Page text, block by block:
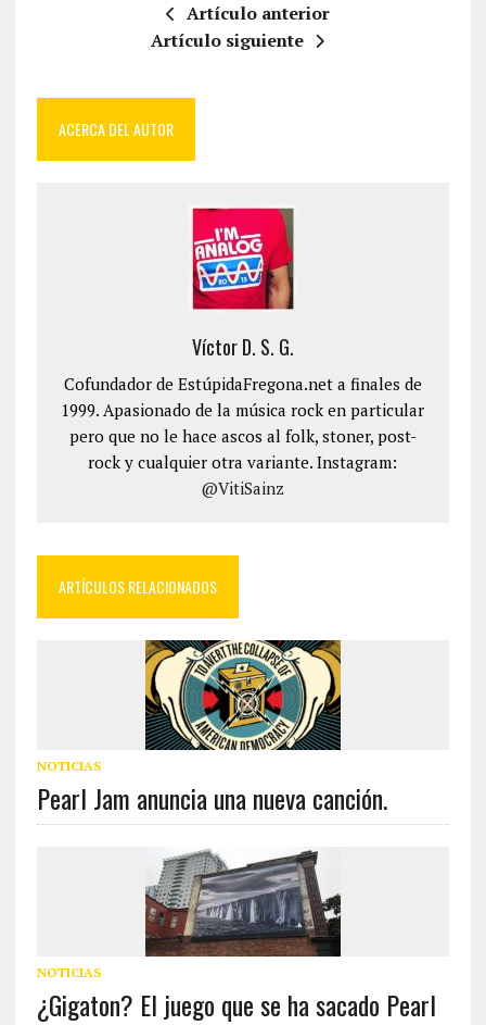
Artículo anterior
Artículo siguiente
ACERCA DEL AUTOR
Víctor D. S. G.
Cofundador de EstúpidaFregona.net a finales de
1999. Apasionado de la música rock en particular
pero que no le hace ascos al folk, stoner, post-
rock y cualquier otra variante. Instagram:
@VitiSainz
ARTÍCULOS RELACIONADOS
NOTICIAS
Pearl Jam anuncia una nueva canción.
NOTICIAS
¿Gigaton? El juego que se ha sacado Pearl